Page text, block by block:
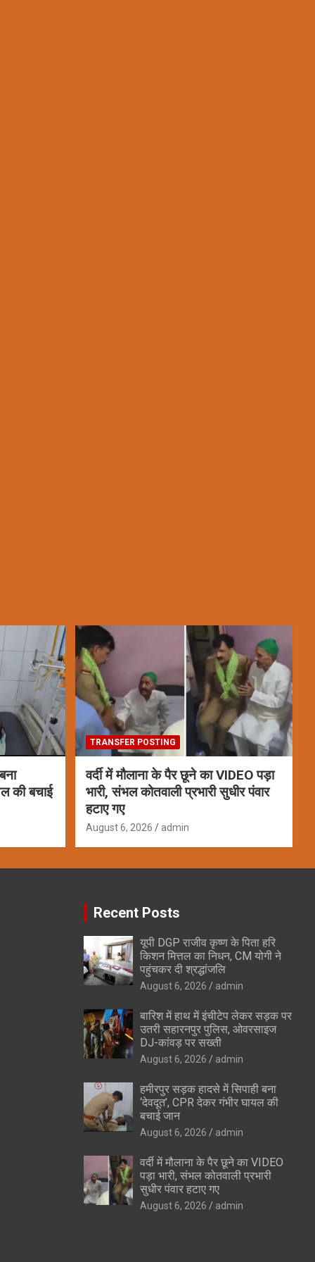
की बचाई
TRANSFER POSTING
वर्दी में मौलाना के पैर छूने का VIDEO पड़ा
भारी, संभल कोतवाली प्रभारी सुधीर पंवार
हटाए गए
August 6, 2026 admin
Recent Posts
यूपी DGP राजीव कृष्ण के पिता हरि
किशन मित्तल का निधन, CM योगी ने
पहुंचकर दी श्रद्धांजलि
August 6, 2026 admin
बारिश में हाथ में इंचीटेप लेकर सड़क पर
उतरी सहारनपुर पुलिस, ओवरसाइज
DJ-कांवड़ पर सख्ती
August 6, 2026 admin
हमीरपुर सड़क हादसे में सिपाही बना
‘देवदूत’, CPR देकर गंभीर घायल की
बचाई जान
August 6, 2026 admin
वर्दी में मौलाना के पैर छूने का VIDEO
पड़ा भारी, संभल कोतवाली प्रभारी
सुधीर पंवार हटाए गए
August 6, 2026 admin